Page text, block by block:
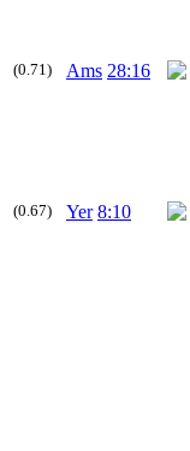
(0.71) Ams 28:16
(0.67) Yer 8:10